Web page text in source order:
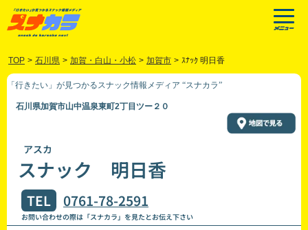
TOP > 石川県 > 加賀・白山・小松 > 加賀市 > ｽﾅｯｸ 明日香
「行きたい」が見つかるスナック情報メディア “スナカラ”
石川県加賀市山中温泉東町2丁目ツー２０
アスカ
スナック 明日香
TEL 0761-78-2591
お問い合わせの際は「スナカラ」を見たとお伝え下さい